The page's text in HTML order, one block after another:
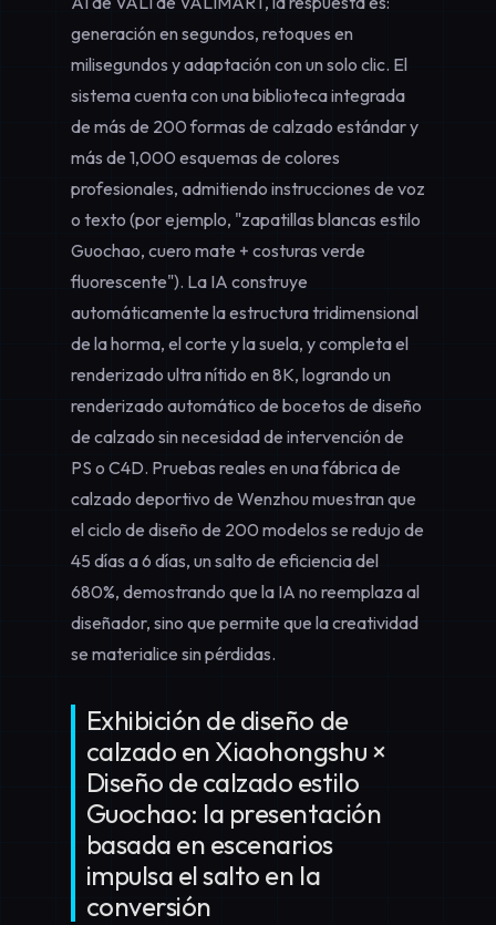
generación en segundos, retoques en
milisegundos y adaptación con un solo clic. El
sistema cuenta con una biblioteca integrada
de más de 200 formas de calzado estándar y
más de 1,000 esquemas de colores
profesionales, admitiendo instrucciones de voz
o texto (por ejemplo, "zapatillas blancas estilo
Guochao, cuero mate + costuras verde
fluorescente"). La IA construye
automáticamente la estructura tridimensional
de la horma, el corte y la suela, y completa el
renderizado ultra nítido en 8K, logrando un
renderizado automático de bocetos de diseño
de calzado sin necesidad de intervención de
PS o C4D. Pruebas reales en una fábrica de
calzado deportivo de Wenzhou muestran que
el ciclo de diseño de 200 modelos se redujo de
45 días a 6 días, un salto de eficiencia del
680%, demostrando que la IA no reemplaza al
diseñador, sino que permite que la creatividad
se materialice sin pérdidas.
Exhibición de diseño de
calzado en Xiaohongshu ×
Diseño de calzado estilo
Guochao: la presentación
basada en escenarios
impulsa el salto en la
conversión